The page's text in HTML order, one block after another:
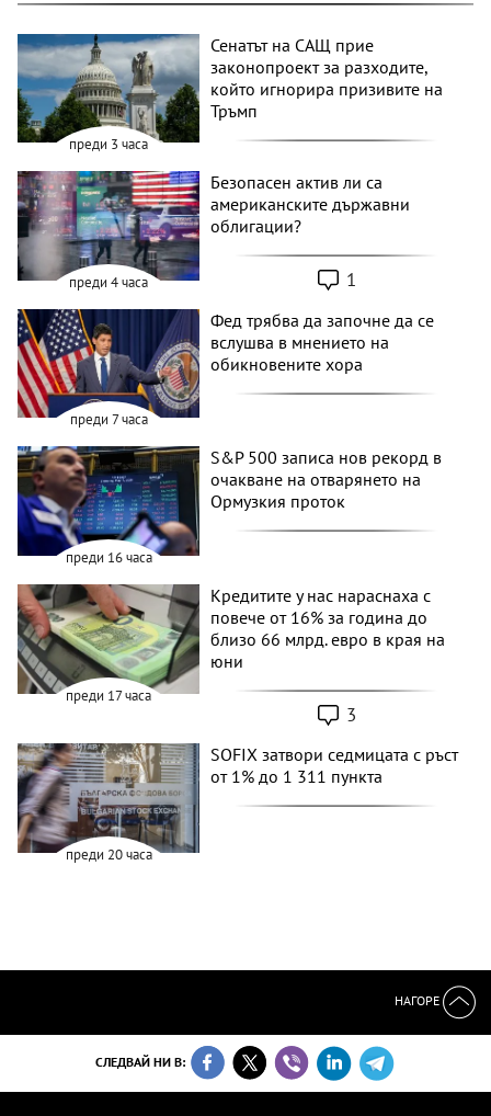
преди 3 часа
Сенатът на САЩ прие
законопроект за разходите,
който игнорира призивите на
Тръмп
преди 4 часа
Безопасен актив ли са
американските държавни
облигации?
1
преди 7 часа
Фед трябва да започне да се
вслушва в мнението на
обикновените хора
преди 16 часа
S&P 500 записа нов рекорд в
очакване на отварянето на
Ормузкия проток
преди 17 часа
Кредитите у нас нараснаха с
повече от 16% за година до
близо 66 млрд. евро в края на
юни
3
преди 20 часа
SOFIX затвори седмицата с ръст
от 1% до 1 311 пункта
НАГОРЕ
СЛЕДВАЙ НИ В: